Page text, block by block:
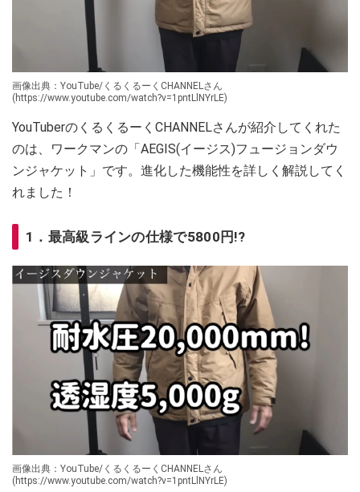
画像出典：YouTube/くるくるーくCHANNELさん
(https://www.youtube.com/watch?v=1pntLlNYrLE)
YouTuberのくるくるーくCHANNELさんが紹介してくれた
のは、ワークマンの「AEGIS(イージス)フュージョンダウ
ンジャケット」です。進化した機能性を詳しく解説してく
れました！
1．最高級ラインの仕様で5800円!?
画像出典：YouTube/くるくるーくCHANNELさん
(https://www.youtube.com/watch?v=1pntLlNYrLE)